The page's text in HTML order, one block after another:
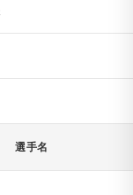
選手名